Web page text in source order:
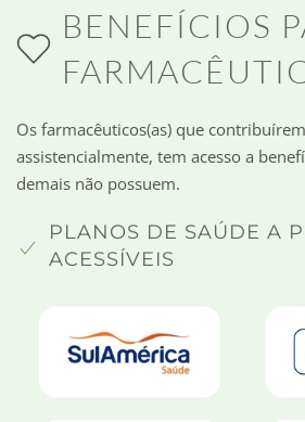
BENEFÍCIOS
Os farmacêuticos(as) que contribuírem
assistencialmente, tem acesso a
demais não possuem.
PLANOS DE SAÚDE A
ACESSÍVEIS